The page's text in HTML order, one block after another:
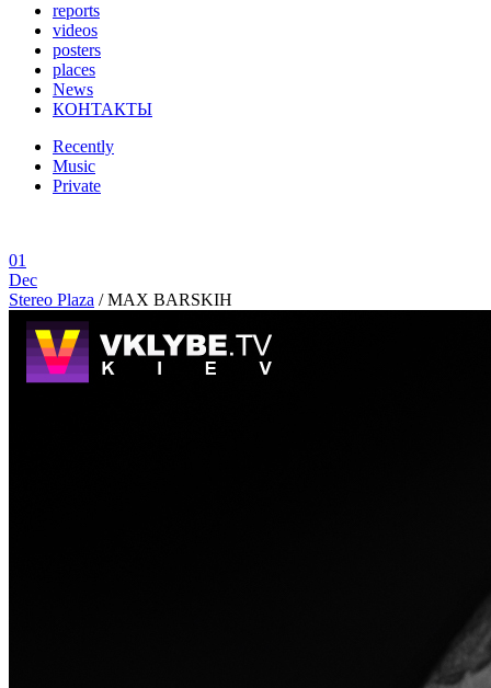
reports
videos
posters
places
News
КОНТАКТЫ
Recently
Music
Private
01
Dec
Stereo Plaza /MAX BARSKIH